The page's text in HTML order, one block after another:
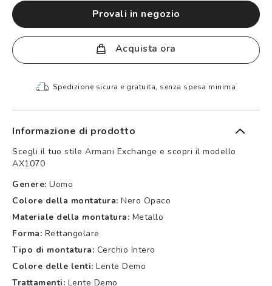
provali in negozio
Acquista ora
Spedizione sicura e gratuita, senza spesa minima
Informazione di prodotto
Scegli il tuo stile Armani Exchange e scopri il modello
AX1070
Genere: Uomo
Colore della montatura: Nero Opaco
Materiale della montatura: Metallo
Forma: Rettangolare
Tipo di montatura: Cerchio Intero
Colore delle lenti: Lente Demo
Trattamenti: Lente Demo